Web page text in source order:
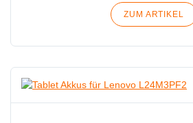
ZUM ARTIKEL